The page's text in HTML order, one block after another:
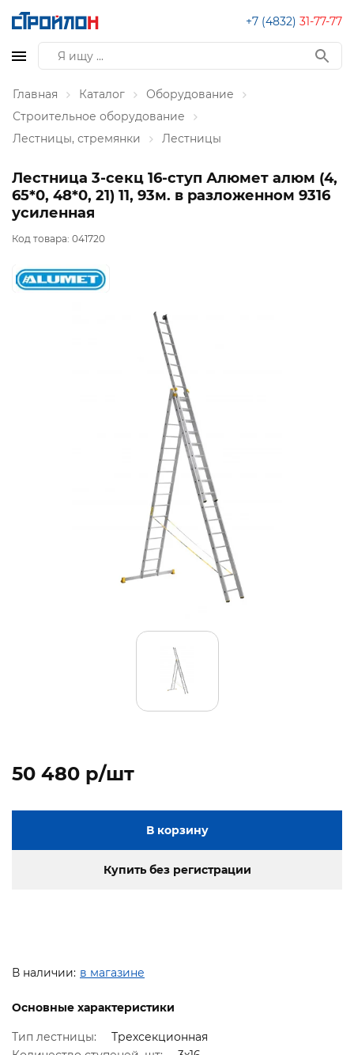
+7 (4832) 31-77-77
Главная Каталог
Оборудование
Строительное оборудование
Лестницы, стремянки
Лестницы
Лестница 3-секц 16-ступ Алюмет алюм (4,
65*0, 48*0, 21) 11, 93м. в разложенном 9316
усиленная
Код товара: 041720
50 480 p/шт
В корзину
Купить без регистрации
В наличии: в магазине
Основные характеристики
Тип лестницы:
Трехсекционная